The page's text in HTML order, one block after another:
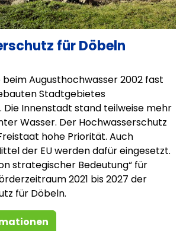
für Döbeln
Augusthochwasser 2002 fast
Stadtgebietes
Innenstadt stand teilweise mehr
Wasser. Der Hochwasserschutz
hohe Priorität. Auch
der EU werden dafür eingesetzt.
strategischer Bedeutung“ für
2021 bis 2027 der
für Döbeln.